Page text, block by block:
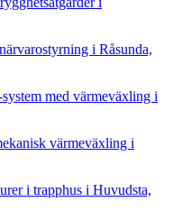
i Råsunda,
med värmeväxling i
värmeväxling i
i trapphus i Huvudsta,